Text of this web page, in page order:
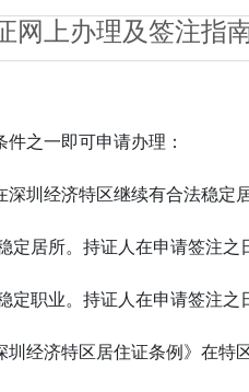
网上办理及签注指
之一即可申请办理：
深圳经济特区继续有合法稳定
定居所。持证人在申请签注
定职业。持证人在申请签注之
圳经济特区居住证条例》在特